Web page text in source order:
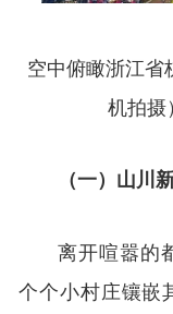
空中俯瞰浙江省
机拍摄
（一）山川
离开喧嚣的
个个小村庄镶嵌